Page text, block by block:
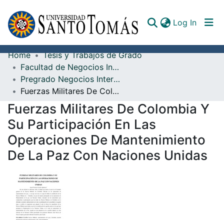
Log In
Communities & Collections
All of DSpace
Documents
Home
Tesis y Trabajos de Grado
Facultad de Negocios Internacionales
Pregrado Negocios Internacionales
Fuerzas Militares De Colombia Y Su Participación En Las Operaciones De Mantenimiento De La Paz Con Naciones Unidas
Fuerzas Militares De Colombia Y
Su Participación En Las
Operaciones De Mantenimiento
De La Paz Con Naciones Unidas